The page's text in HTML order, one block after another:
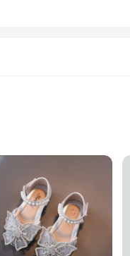
or a casual outing,